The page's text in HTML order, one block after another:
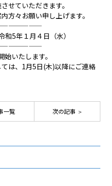
せていただきます。
方々お願い申し上げます。
5年１月４日（水）
いたします。
は、1月5日(木)以降にご連絡
次の記事
一覧